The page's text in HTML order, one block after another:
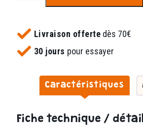
marineLivraison offerte dès 70€
30 jours pour essayer
Caractéristiques
Fiche technique /